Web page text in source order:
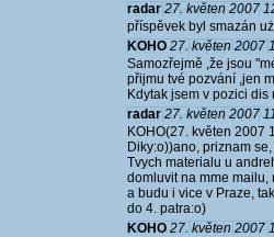
radar 27. květen 2007
příspěvek byl smazán
KOHO 27. květen 2007
Samozřejmě ,že jsou
přijmu tvé pozvání ,jen
Kdytak jsem v pozici
radar 27. květen 2007
KOHO(27. květen 2007
Diky:o))ano, priznam
Tvych materialu u
domluvit na mme mailu,
a budu i vice v Praze,
do 4. patra:o)
KOHO 27. květen 2007